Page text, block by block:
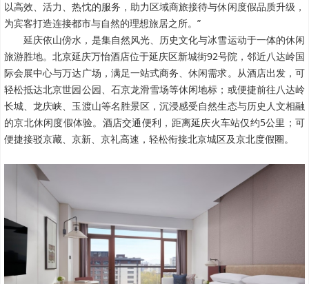
以高效、活力、热忱的服务，助力区域商旅接待与休闲度假品质升级，
为宾客打造连接都市与自然的理想旅居之所。”
延庆依山傍水，是集自然风光、历史文化与冰雪运动于一体的休闲
旅游胜地。北京延庆万怡酒店位于延庆区新城街92号院，邻近八达岭国
际会展中心与万达广场，满足一站式商务、休闲需求。从酒店出发，可
轻松抵达北京世园公园、石京龙滑雪场等休闲地标；或便捷前往八达岭
长城、龙庆峡、玉渡山等名胜景区，沉浸感受自然生态与历史人文相融
的京北休闲度假体验。酒店交通便利，距离延庆火车站仅约5公里；可
便捷接驳京藏、京新、京礼高速，轻松衔接北京城区及京北度假圈。